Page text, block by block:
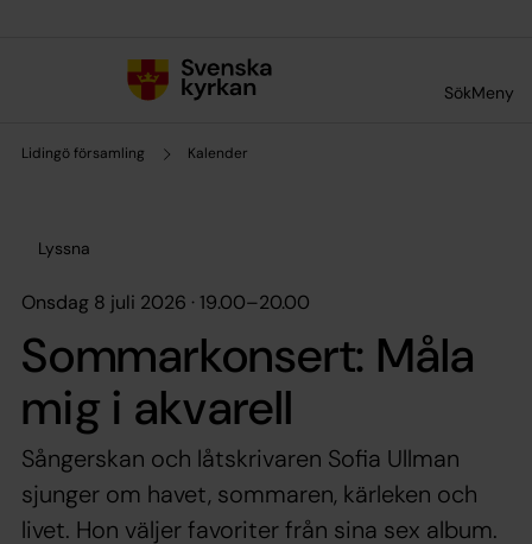
SökMeny
Lidingö församling Kalender
Lyssna
onsdag 8 juli 2026 · 19.00–20.00
Sommarkonsert: Måla
mig i akvarell
Sångerskan och låtskrivaren Sofia Ullman
sjunger om havet, sommaren, kärleken och
livet. Hon väljer favoriter från sina sex album.